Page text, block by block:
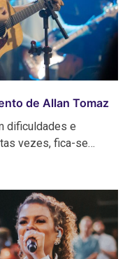
de Allan Tomaz
dificuldades e
vezes, fica-se…